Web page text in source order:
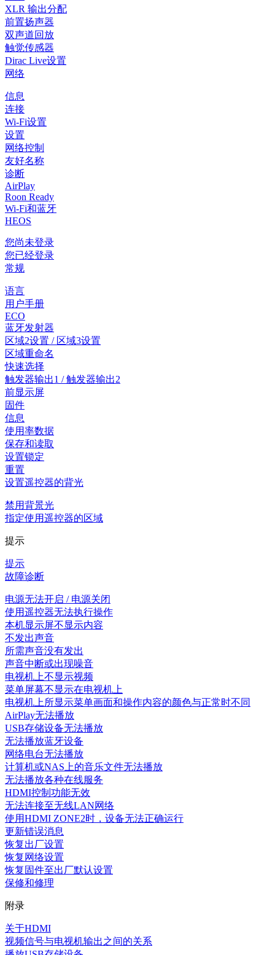
XLR 输出分配
前置扬声器
双声道回放
触觉传感器
Dirac Live设置
网络
信息
连接
Wi-Fi设置
设置
网络控制
友好名称
诊断
AirPlay
Roon Ready
Wi-Fi和蓝牙
HEOS
您尚未登录
您已经登录
常规
语言
用户手册
ECO
蓝牙发射器
区域2设置 / 区域3设置
区域重命名
快速选择
触发器输出1 / 触发器输出2
前显示屏
固件
信息
使用率数据
保存和读取
设置锁定
重置
设置遥控器的背光
禁用背景光
指定使用遥控器的区域
提示
提示
故障诊断
电源无法开启 / 电源关闭
使用遥控器无法执行操作
本机显示屏不显示内容
不发出声音
所需声音没有发出
声音中断或出现噪音
电视机上不显示视频
菜单屏幕不显示在电视机上
电视机上所显示菜单画面和操作内容的颜色与正常时不同
AirPlay无法播放
USB存储设备无法播放
无法播放蓝牙设备
网络电台无法播放
计算机或NAS上的音乐文件无法播放
无法播放各种在线服务
HDMI控制功能无效
无法连接至无线LAN网络
使用HDMI ZONE2时，设备无法正确运行
更新错误消息
恢复出厂设置
恢复网络设置
恢复固件至出厂默认设置
保修和修理
附录
关于HDMI
视频信号与电视机输出之间的关系